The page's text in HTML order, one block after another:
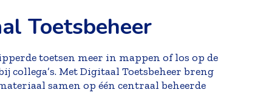
Toetsbeheer
toetsen meer in mappen of los op de
collega’s. Met Digitaal Toetsbeheer breng
samen op één centraal beheerde